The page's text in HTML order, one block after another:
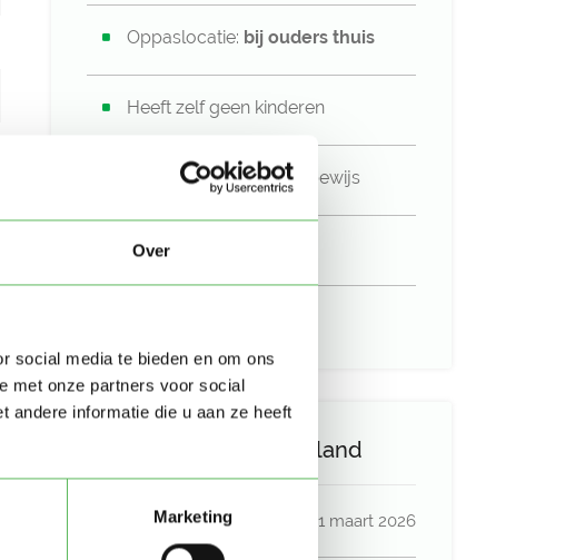
Over
social media te bieden en om ons
met onze partners voor social
andere informatie die u aan ze heeft
Marketing
Oppaslocatie: bij ouders thuis
Heeft zelf geen kinderen
Niet in bezit van een rijbewijs
Geen auto beschikbaar
Activiteit op Oppasland
Laatste activiteit 21 maart 2026